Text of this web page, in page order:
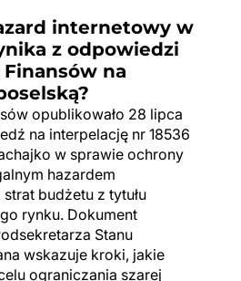
internetowy w
z odpowiedzi
na
opublikowało 28 lipca
na interpelację nr 18536
w sprawie ochrony
hazardem
budżetu z tytułu
rynku. Dokument
Stanu
wskazuje kroki, jakie
ograniczania szarej